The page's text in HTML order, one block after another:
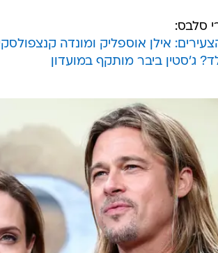
סלבס:
אילן אוספליק ומונדה
ג'סטין ביבר מותקף במועדון